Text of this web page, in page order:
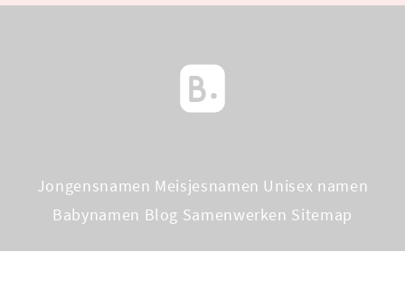
Jongensnamen Meisjesnamen Unisex namen
Babynamen Blog Samenwerken Sitemap